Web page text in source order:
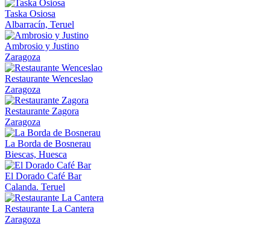
Taska Osiosa
Albarracín, Teruel
Ambrosio y Justino
Zaragoza
Restaurante Wenceslao
Zaragoza
Restaurante Zagora
Zaragoza
La Borda de Bosnerau
Biescas, Huesca
El Dorado Café Bar
Calanda. Teruel
Restaurante La Cantera
Zaragoza